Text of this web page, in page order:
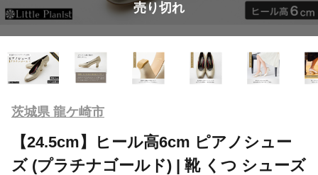
売り切れ
茨城県 龍ケ崎市
【24.5cm】ヒール高6cm ピアノシュー
ズ (プラチナゴールド) | 靴 くつ シューズ